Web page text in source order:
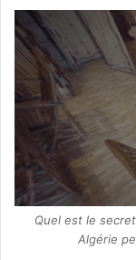
Quel est le